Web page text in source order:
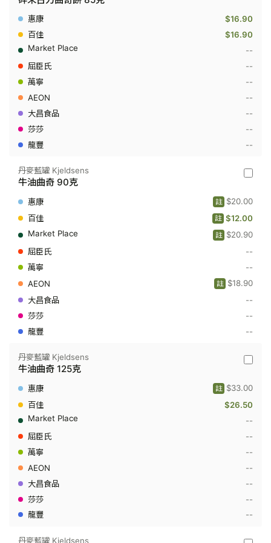
多
Chips
Ahoy
碎
力
奇
克
$16.90
$16.90
--
--
--
--
--
--
--
丹
藍
罐
牛
曲
克
丹麥藍罐 Kjeldsens
牛油曲奇 90克
$20.00
註
$12.00
註
$20.90
註
--
--
$18.90
註
--
--
--
丹
藍
罐
牛
奇
克
丹麥藍罐 Kjeldsens
牛油曲奇 125克
$33.00
註
$26.50
--
--
--
--
--
--
--
丹麥藍罐 Kjeldsens